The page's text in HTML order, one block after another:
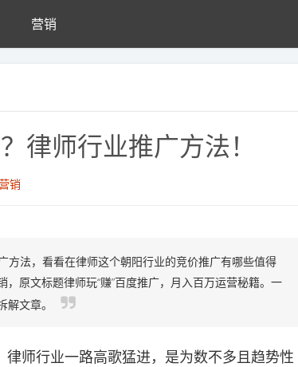
营销
律师行业推广方法！
销
方法，看看在律师这个朝阳行业的竞价推广有哪些值得
原文标题律师玩“赚”百度推广，月入百万运营秘籍。一
文章。
师行业一路高歌猛进，是为数不多且趋势性